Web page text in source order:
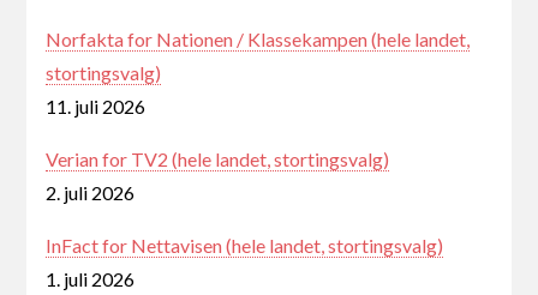
Norfakta for Nationen / Klassekampen (hele landet,
stortingsvalg)
11. juli 2026
Verian for TV2 (hele landet, stortingsvalg)
2. juli 2026
InFact for Nettavisen (hele landet, stortingsvalg)
1. juli 2026